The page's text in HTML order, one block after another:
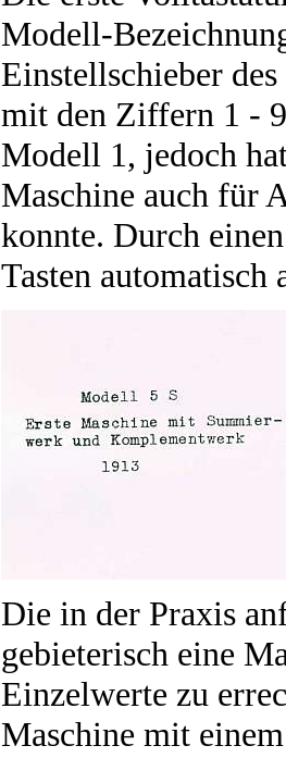
Modell-
Einstellschieber
mit den Ziffern 1 -
Modell 1, jedoch
Maschine auch für
konnte. Durch
Tasten automatisch
Die in der Praxis
gebieterisch eine
Einzelwerte zu
Maschine mit